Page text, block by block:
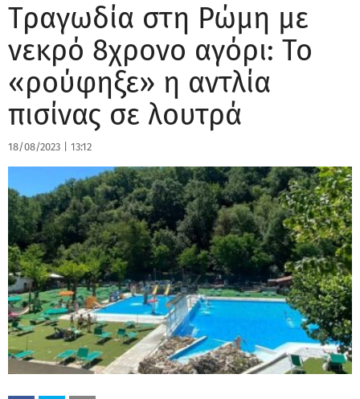
Τραγωδία στη Ρώμη με
νεκρό 8χρονο αγόρι: Το
«ρούφηξε» η αντλία
πισίνας σε λουτρά
18/08/2023 13:12